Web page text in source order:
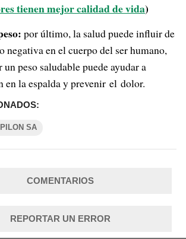
tienen mejor calidad de vida)
por último, la salud puede influir de
negativa en el cuerpo del ser humano,
un peso saludable puede ayudar a
en la espalda y prevenir el dolor.
SA
COMENTARIOS
REPORTAR UN ERROR